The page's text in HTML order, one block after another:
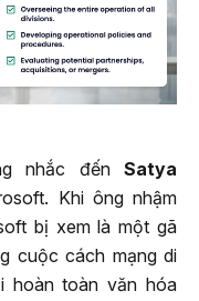
nhắc đến Satya
Khi ông nhậm
bị xem là một gã
cuộc cách mạng di
hoàn toàn văn hóa